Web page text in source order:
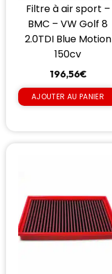
Filtre à air sport –
BMC – VW Golf 8
2.0TDI Blue Motion
150cv
196,56€
AJOUTER AU PANIER